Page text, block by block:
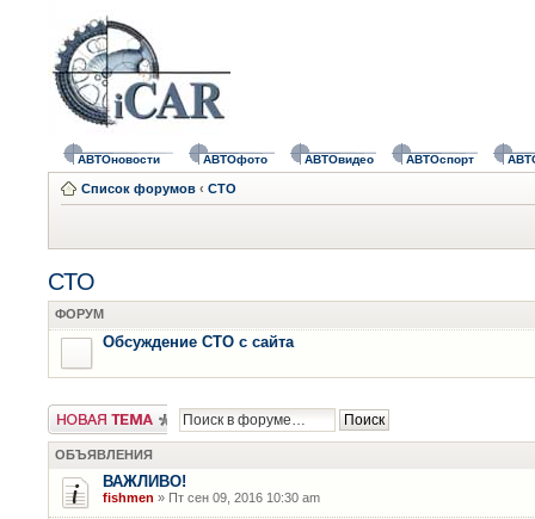
АВТОновости АВТОфото АВТОвидео АВТОспорт
Список форумов ‹ СТО
СТО
ФОРУМ
Обсуждение СТО с сайта
Новая тема
ОБЪЯВЛЕНИЯ
ВАЖЛИВО!
fishmen » Пт сен 09, 2016 10:30 am